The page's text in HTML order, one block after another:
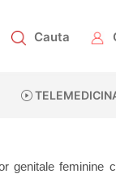
Cauta
genitale feminine